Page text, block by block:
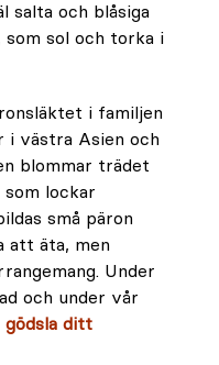
salta och blåsiga
som sol och torka i
i familjen
i västra Asien och
blommar trädet
lockar
små päron
att äta, men
Under
och under vår
gödsla ditt